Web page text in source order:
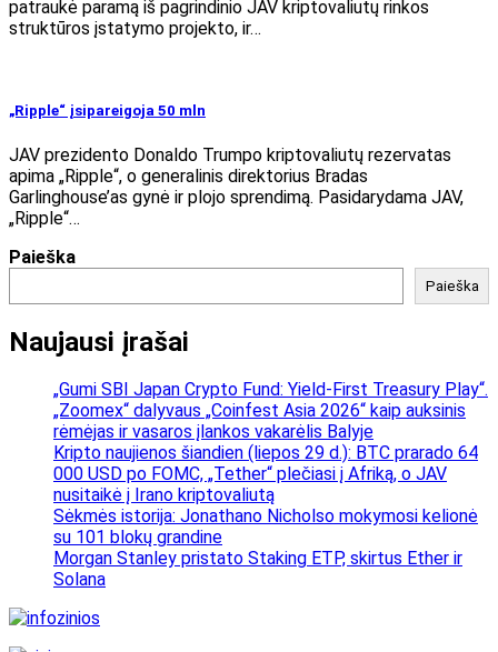
patraukė paramą iš pagrindinio JAV kriptovaliutų rinkos
struktūros įstatymo projekto, ir…
„Ripple“ įsipareigoja 50 mln
JAV prezidento Donaldo Trumpo kriptovaliutų rezervatas
apima „Ripple“, o generalinis direktorius Bradas
Garlinghouse’as gynė ir plojo sprendimą. Pasidarydama JAV,
„Ripple“…
Paieška
Paieška
Naujausi įrašai
„Gumi SBI Japan Crypto Fund: Yield-First Treasury Play“.
„Zoomex“ dalyvaus „Coinfest Asia 2026“ kaip auksinis
rėmėjas ir vasaros įlankos vakarėlis Balyje
Kripto naujienos šiandien (liepos 29 d.): BTC prarado 64
000 USD po FOMC, „Tether“ plečiasi į Afriką, o JAV
nusitaikė į Irano kriptovaliutą
Sėkmės istorija: Jonathano Nicholso mokymosi kelionė
su 101 blokų grandine
Morgan Stanley pristato Staking ETP, skirtus Ether ir
Solana